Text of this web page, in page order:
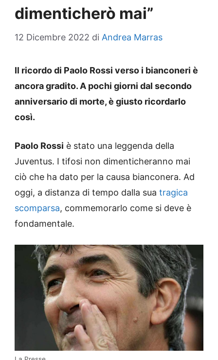
dimenticherò mai”
12 Dicembre 2022 di Andrea Marras
Il ricordo di Paolo Rossi verso i bianconeri è
ancora gradito. A pochi giorni dal secondo
anniversario di morte, è giusto ricordarlo
così.
Paolo Rossi è stato una leggenda della
Juventus. I tifosi non dimenticheranno mai
ciò che ha dato per la causa bianconera. Ad
oggi, a distanza di tempo dalla sua tragica
scomparsa, commemorarlo come si deve è
fondamentale.